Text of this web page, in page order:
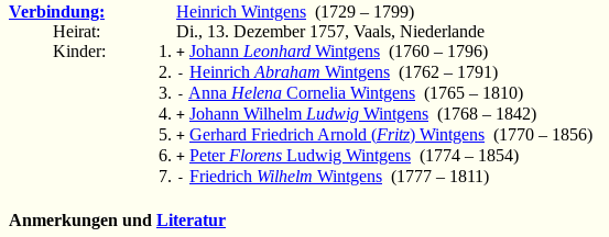
Verbindung:
Heinrich Wintgens (1729 – 1799)
Heirat:
Di., 13. Dezember 1757, Vaals, Niederlande
Kinder:
+ Johann Leonhard Wintgens (1760 – 1796)
- Heinrich Abraham Wintgens (1762 – 1791)
- Anna Helena Cornelia Wintgens (1765 – 1810)
+ Johann Wilhelm Ludwig Wintgens (1768 – 1842)
+ Gerhard Friedrich Arnold (Fritz) Wintgens (1770 – 1856)
+ Peter Florens Ludwig Wintgens (1774 – 1854)
- Friedrich Wilhelm Wintgens (1777 – 1811)
Anmerkungen und Literatur